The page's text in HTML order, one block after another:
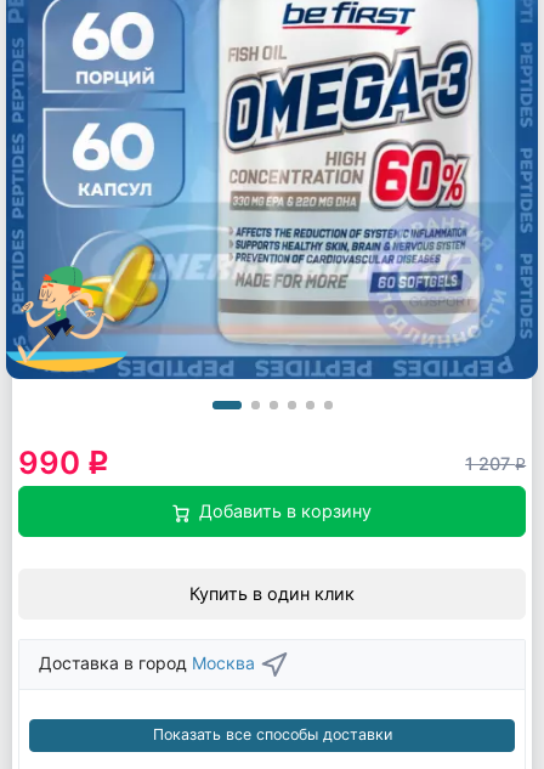
990 q 1 207q
Добавить в корзину
Купить в один клик
Доставка в город Москва
Показать все способы доставки